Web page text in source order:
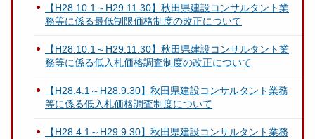
【H28.10.1～H29.11.30】秋田県建設コンサルタント業
務等に係る最低制限価格制度の改正について
【H28.10.1～H29.11.30】秋田県建設コンサルタント業
務等に係る低入札価格調査制度の改正について
【H28.4.1～H28.9.30】秋田県建設コンサルタント業務
等に係る低入札価格調査制度について
【H28.4.1～H29.9.30】秋田県建設コンサルタント業務